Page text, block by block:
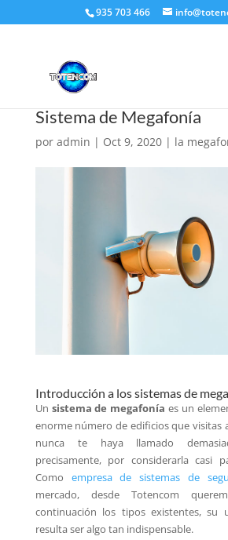
935 703 466
Sistema de Megafonía
por admin | Oct 9, 2020| la
Introducción a los sistemas de
Un sistema de megafonía es un
enorme número de edificios que visitas
nunca te haya llamado
precisamente, por considerarla casi
Como empresa de sistemas de
mercado, desde Totencom
continuación los tipos existentes,
resulta ser algo tan indispensable.